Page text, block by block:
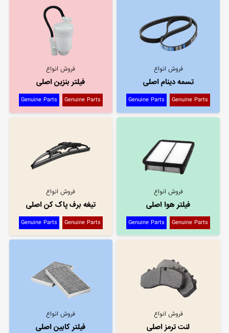
فروش انواع
تسمه دینام اصلی
Genuine Parts
Genuine Parts
فروش انواع
فیلتر بنزین اصلی
Genuine Parts
Genuine Parts
فروش انواع
فیلتر هوا اصلی
Genuine Parts
Genuine Parts
فروش انواع
تیغه برف پاک کن اصلی
Genuine Parts
Genuine Parts
فروش انواع
لنت ترمز اصلی
فروش انواع
فیلتر کابین اصلی